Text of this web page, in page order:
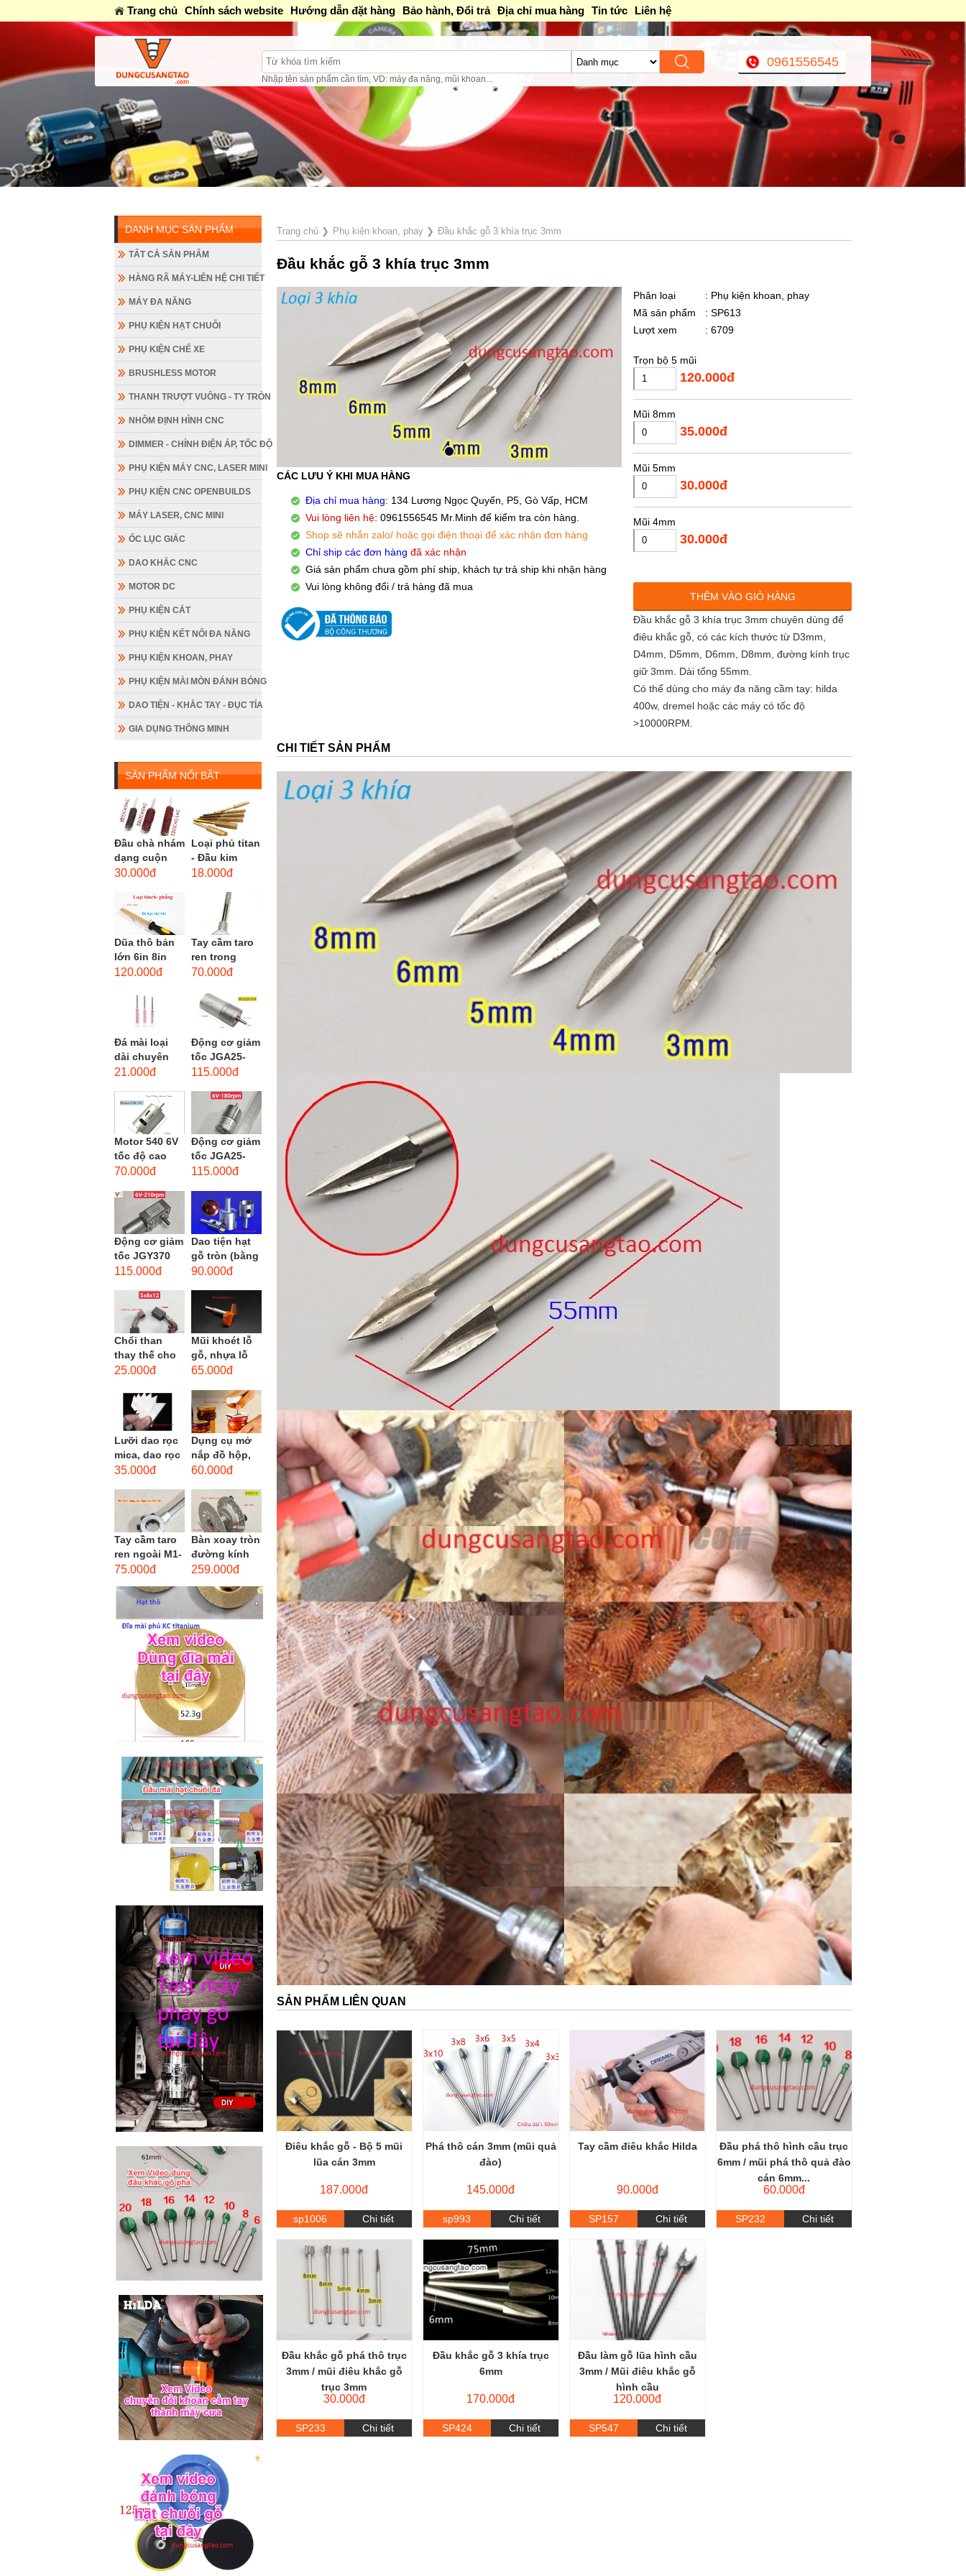
Trang chủ Chính sách website Hướng dẫn đặt hàng Bảo hành, Đổi trả Địa chỉ mua hàng Tin tức Liên hệ
Nhập tên sản phẩm cần tìm, VD: máy đa năng, mũi khoan...
0961556545
DANH MỤC SẢN PHẨM
TẤT CẢ SẢN PHẨM
HÀNG RÃ MÁY-LIÊN HỆ CHI TIẾT
MÁY ĐA NĂNG
PHỤ KIỆN HẠT CHUỖI
PHỤ KIỆN CHẾ XE
BRUSHLESS MOTOR
THANH TRƯỢT VUÔNG - TY TRÒN
NHÔM ĐỊNH HÌNH CNC
DIMMER - CHỈNH ĐIỆN ÁP, TỐC ĐỘ
PHỤ KIỆN MÁY CNC, LASER MINI
PHỤ KIỆN CNC OPENBUILDS
MÁY LASER, CNC MINI
ỐC LỤC GIÁC
DAO KHẮC CNC
MOTOR DC
PHỤ KIỆN CẮT
PHỤ KIỆN KẾT NỐI ĐA NĂNG
PHỤ KIỆN KHOAN, PHAY
PHỤ KIỆN MÀI MÒN ĐÁNH BÓNG
DAO TIỆN - KHẮC TAY - ĐỤC TỈA
GIA DỤNG THÔNG MINH
SẢN PHẨM NỔI BẬT
Đầu chà nhám
dạng cuộn
loại dài gắn
cốt 3mm
đầu...
30.000đ
Loại phủ titan
- Đầu kim
cương hình
(mũi mài...
18.000đ
Dũa thô bản
lớn 6in 8in
phẳng - độ
120.000đ
Tay cầm taro
ren trong
dùng cho mũi
M12
70.000đ
Đá mài loại
dài chuyên
dùng mài
loại, đá mài
cạnh,...
21.000đ
Động cơ giảm
tốc JGA25-
370 3-12 VDC.
mini JGA25-
115.000đ
Motor 540 6V
tốc độ cao
20.000 vòng/
torque
70.000đ
Động cơ giảm
tốc JGA25-
310 6-12 VDC.
mini JGA25-
310
115.000đ
Động cơ giảm
tốc JGY370
DC bánh răng
men xoắn
cao...
115.000đ
Dao tiện hạt
gỗ tròn (bằng
thép trắng)
90.000đ
Chổi than
thay thế cho
động cơ, chổi
motor máy
khoan,...
25.000đ
Mũi khoét lỗ
gỗ, nhựa lỗ
lớn D40mm-
opener)
65.000đ
Lưỡi dao rọc
mica, dao rọc
cáp hình
35.000đ
Dụng cụ mở
nắp đồ hộp,
mở nắp lon
đường kính...
60.000đ
Tay cầm taro
ren ngoài M1-
M1.8 (mã
vặn Bàn ren
75.000đ
Bàn xoay tròn
đường kính
22cm bằng
259.000đ
Trang chủ❯ Phụ kiện khoan, phay❯ Đầu khắc gỗ 3 khía trục 3mm
Đầu khắc gỗ 3 khía trục 3mm
CÁC LƯU Ý KHI MUA HÀNG
Địa chỉ mua hàng: 134 Lương Ngọc Quyến, P5, Gò Vấp, HCM
Vui lòng liên hệ: 0961556545 Mr.Minh để kiểm tra còn hàng.
Shop sẽ nhắn zalo/ hoặc gọi điện thoại để xác nhận đơn hàng
Chỉ ship các đơn hàng đã xác nhận
Giá sản phẩm chưa gồm phí ship, khách tự trả ship khi nhận hàng
Vui lòng không đổi / trả hàng đã mua
Phân loại
: Phụ kiện khoan, phay
Mã sản phẩm
: SP613
Lượt xem
: 6709
Trọn bộ 5 mũi
120.000đ
Mũi 8mm
35.000đ
Mũi 5mm
30.000đ
Mũi 4mm
30.000đ
THÊM VÀO GIỎ HÀNG
Đầu khắc gỗ 3 khía trục 3mm chuyên dùng để
điêu khắc gỗ, có các kích thước từ D3mm,
D4mm, D5mm, D6mm, D8mm, đường kính trục
giữ 3mm. Dài tổng 55mm.
Có thể dùng cho máy đa năng cầm tay: hilda
400w, dremel hoặc các máy có tốc độ
>10000RPM.
CHI TIẾT SẢN PHẨM
SẢN PHẨM LIÊN QUAN
Điêu khắc gỗ - Bộ 5 mũi
lũa cán 3mm
187.000đ
sp1006 Chi tiết
Phá thô cán 3mm (mũi quả
đào)
145.000đ
sp993 Chi tiết
Tay cầm điêu khắc Hilda
90.000đ
SP157 Chi tiết
Đầu phá thô hình cầu trục
6mm / mũi phá thô quả đào
cán 6mm...
60.000đ
SP232 Chi tiết
Đầu khắc gỗ phá thô trục
3mm / mũi điêu khắc gỗ
trục 3mm
30.000đ
SP233 Chi tiết
Đầu khắc gỗ 3 khía trục
6mm
170.000đ
SP424 Chi tiết
Đầu làm gỗ lũa hình cầu
3mm / Mũi điêu khắc gỗ
hình cầu
120.000đ
SP547 Chi tiết